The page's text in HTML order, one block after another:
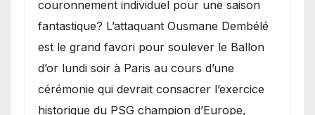
couronnement individuel pour une saison
fantastique? L’attaquant Ousmane Dembélé
est le grand favori pour soulever le Ballon
d’or lundi soir à Paris au cours d’une
cérémonie qui devrait consacrer l’exercice
historique du PSG champion d’Europe,